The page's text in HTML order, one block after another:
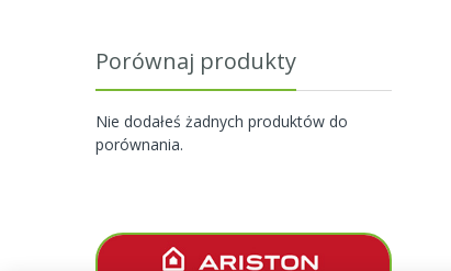
Porównaj produkty
Nie dodałeś żadnych produktów do
porównania.